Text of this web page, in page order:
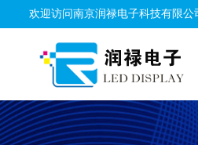
欢迎访问南京润禄电子科技有限公